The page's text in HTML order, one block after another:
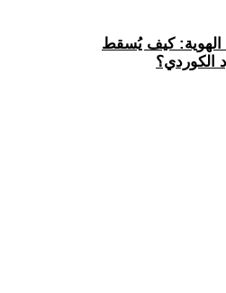
الهوية: كيف يُسقط
الكوردي؟